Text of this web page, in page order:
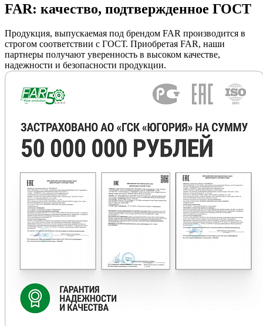
FAR: качество, подтвержденное ГОСТ
Продукция, выпускаемая под брендом FAR производится в
строгом соответствии с ГОСТ. Приобретая FAR, наши
партнеры получают уверенность в высоком качестве,
надежности и безопасности продукции.